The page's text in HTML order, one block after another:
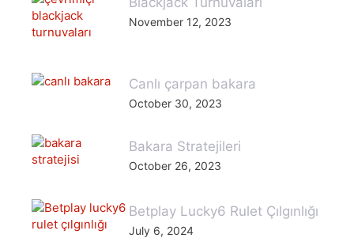
November 12, 2023
Canlı çarpan bakara
October 30, 2023
Bakara Stratejileri
October 26, 2023
Betplay Lucky6 Rulet Çılgınlığı
July 6, 2024